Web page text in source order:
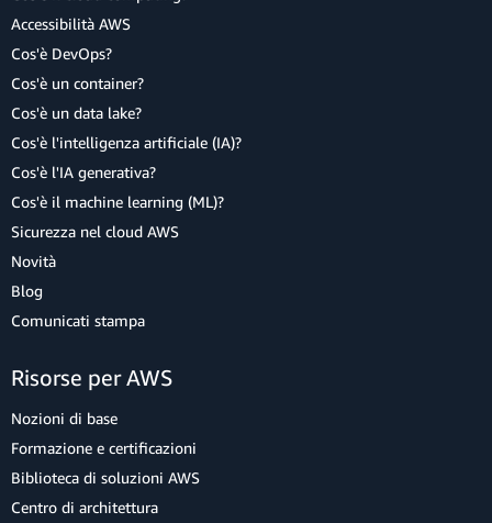
Accessibilità AWS
Cos'è DevOps?
Cos'è un container?
Cos'è un data lake?
Cos'è l'intelligenza artificiale (IA)?
Cos'è l'IA generativa?
Cos'è il machine learning (ML)?
Sicurezza nel cloud AWS
Novità
Blog
Comunicati stampa
Risorse per AWS
Nozioni di base
Formazione e certificazioni
Biblioteca di soluzioni AWS
Centro di architettura